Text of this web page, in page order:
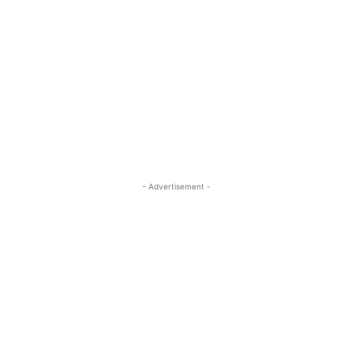
- Advertisement -